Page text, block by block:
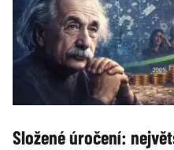
Složené úročení: